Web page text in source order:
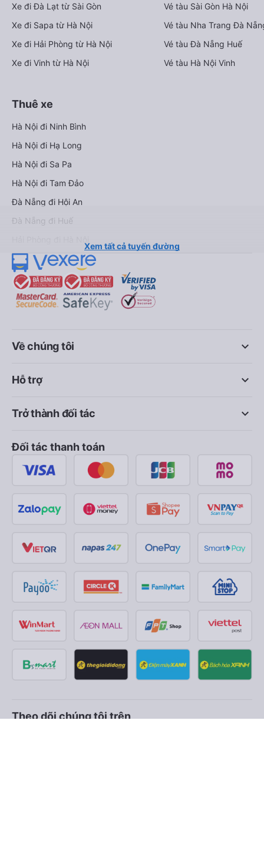
Xe đi Đà Lạt từ Sài Gòn
Xe đi Sapa từ Hà Nội
Xe đi Hải Phòng từ Hà Nội
Xe đi Vinh từ Hà Nội
Vé tàu Sài Gòn Hà Nội
Vé tàu Nha Trang Đà
Vé tàu Đà Nẵng Huế
Vé tàu Hà Nội Vinh
Thuê xe
Hà Nội đi Ninh Bình
Hà Nội đi Hạ Long
Hà Nội đi Sa Pa
Hà Nội đi Tam Đảo
Đà Nẵng đi Hội An
Đà Nẵng đi Huế
Xem tất cả tuyến đường
keyboard_arrow_down
Về chúng tôi
keyboard_arrow_down
Hỗ trợ
keyboard_arrow_down
Trở thành đối tác
Đối tác thanh toán
Theo dõi chúng tôi trên